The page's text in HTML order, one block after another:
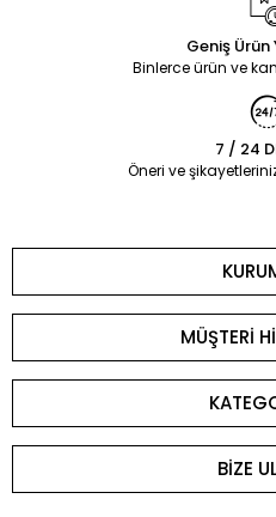
Geniş
Binlerce ürün ve
7 / 24
Öneri ve
MÜŞTERİ
BİZE